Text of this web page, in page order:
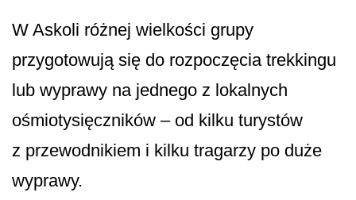
W Askoli różnej wielkości grupy
przygotowują się do rozpoczęcia trekkingu
lub wyprawy na jednego z lokalnych
ośmiotysięczników – od kilku turystów
z przewodnikiem i kilku tragarzy po duże
wyprawy.